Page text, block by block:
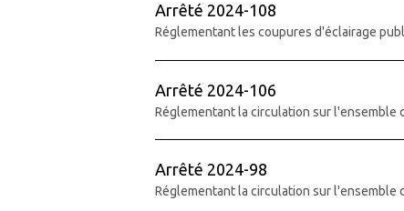
Arrêté 2024-108
Réglementant les coupures d'éclairage
Arrêté 2024-106
Réglementant la circulation sur l'ensemble
Arrêté 2024-98
Réglementant la circulation sur l'ensemble